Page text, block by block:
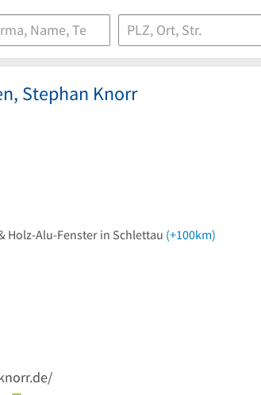
Stephan Knorr
Holz-Alu-Fenster in Schlettau (+100km)